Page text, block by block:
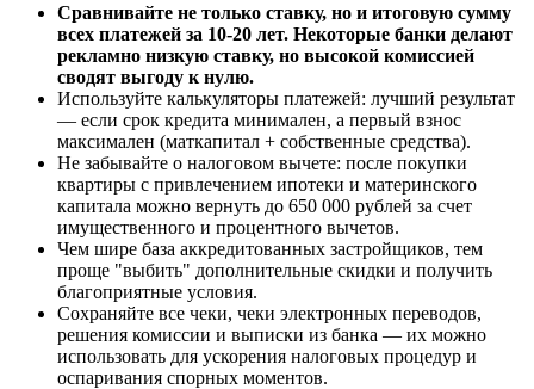
Сравнивайте не только ставку, но и итоговую сумму
всех платежей за 10-20 лет. Некоторые банки делают
рекламно низкую ставку, но высокой комиссией
сводят выгоду к нулю.
Используйте калькуляторы платежей: лучший результат
— если срок кредита минимален, а первый взнос
максимален (маткапитал + собственные средства).
Не забывайте о налоговом вычете: после покупки
квартиры с привлечением ипотеки и материнского
капитала можно вернуть до 650 000 рублей за счет
имущественного и процентного вычетов.
Чем шире база аккредитованных застройщиков, тем
проще "выбить" дополнительные скидки и получить
благоприятные условия.
Сохраняйте все чеки, чеки электронных переводов,
решения комиссии и выписки из банка — их можно
использовать для ускорения налоговых процедур и
оспаривания спорных моментов.